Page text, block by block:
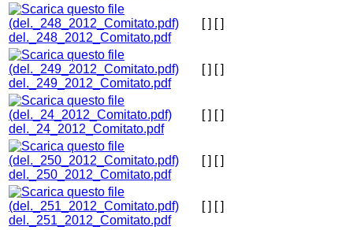
del._248_2012_Comitato.pdf
[ ] [ ]
del._249_2012_Comitato.pdf
[ ] [ ]
del._24_2012_Comitato.pdf
[ ] [ ]
del._250_2012_Comitato.pdf
[ ] [ ]
del._251_2012_Comitato.pdf
[ ] [ ]